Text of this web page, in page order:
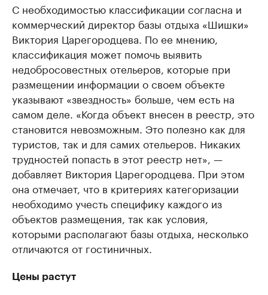
С необходимостью классификации согласна и
коммерческий директор базы отдыха «Шишки»
Виктория Царегородцева. По ее мнению,
классификация может помочь выявить
недобросовестных отельеров, которые при
размещении информации о своем объекте
указывают «звездность» больше, чем есть на
самом деле. «Когда объект внесен в реестр, это
становится невозможным. Это полезно как для
туристов, так и для самих отельеров. Никаких
трудностей попасть в этот реестр нет», —
добавляет Виктория Царегородцева. При этом
она отмечает, что в критериях категоризации
необходимо учесть специфику каждого из
объектов размещения, так как условия,
которыми располагают базы отдыха, несколько
отличаются от гостиничных.
Цены растут